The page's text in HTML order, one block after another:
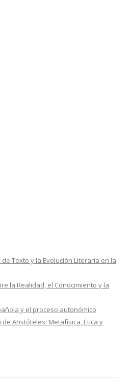
Texto y la Evolución Literaria en la
la Realidad, el Conocimiento y la
y el proceso autonómico
Aristóteles: Metafísica, Ética y